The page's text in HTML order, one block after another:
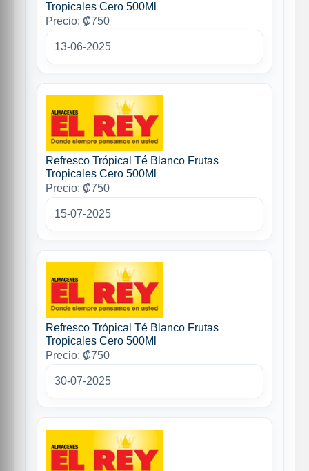
Tropicales Cero 500Ml
Precio: ₡750
13-06-2025
Refresco Trópical Té Blanco Frutas
Tropicales Cero 500Ml
Precio: ₡750
15-07-2025
Refresco Trópical Té Blanco Frutas
Tropicales Cero 500Ml
Precio: ₡750
30-07-2025